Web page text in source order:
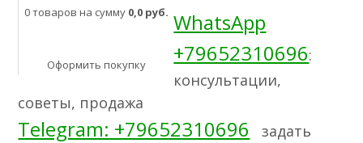
0 товаров на сумму 0,0 руб.
Оформить покупку
WhatsApp
+79652310696:
консультации,
советы, продажа
Telegram: +79652310696
задать